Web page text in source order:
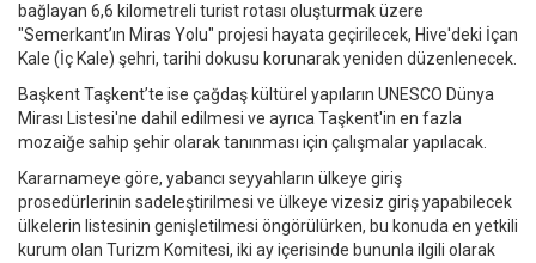
bağlayan 6,6 kilometreli turist rotası oluşturmak üzere
"Semerkant’ın Miras Yolu" projesi hayata geçirilecek, Hive'deki İçan
Kale (İç Kale) şehri, tarihi dokusu korunarak yeniden düzenlenecek.
Başkent Taşkent’te ise çağdaş kültürel yapıların UNESCO Dünya
Mirası Listesi'ne dahil edilmesi ve ayrıca Taşkent'in en fazla
mozaiğe sahip şehir olarak tanınması için çalışmalar yapılacak.
Kararnameye göre, yabancı seyyahların ülkeye giriş
prosedürlerinin sadeleştirilmesi ve ülkeye vizesiz giriş yapabilecek
ülkelerin listesinin genişletilmesi öngörülürken, bu konuda en yetkili
kurum olan Turizm Komitesi, iki ay içerisinde bununla ilgili olarak